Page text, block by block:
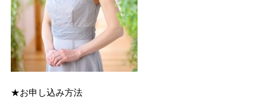
★お申し込み方法